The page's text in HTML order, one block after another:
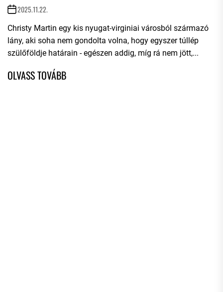
2025.11.22.
Christy Martin egy kis nyugat-virginiai városból származó
lány, aki soha nem gondolta volna, hogy egyszer túllép
szülőföldje határain - egészen addig, míg rá nem jött,...